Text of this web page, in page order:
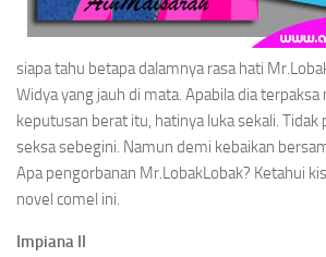
siapa tahu betapa dalamnya rasa hati
Widya yang jauh di mata. Apabila dia
keputusan berat itu, hatinya luka sekali. Tidak
seksa sebegini. Namun demi kebaikan
Apa pengorbanan Mr.LobakLobak? Ketahui
novel comel ini.
Impiana II